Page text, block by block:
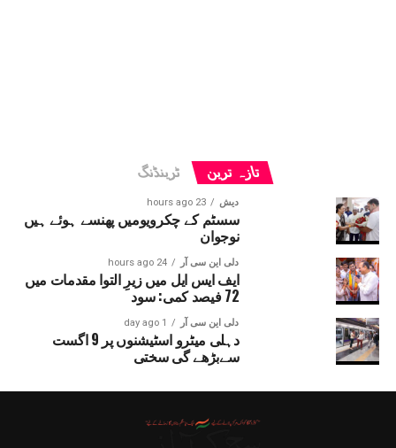
تازہ ترین ٹرینڈنگ
دیش 23 hours ago
سسٹم کے چکرویومیں پھنسے ہوئے ہیں
نوجوان
دلی این سی آر 24 hours ago
ایف ایس ایل میں زیرِ التوا مقدمات میں
72 فیصد کمی: سود
دلی این سی آر 1 day ago
دہلی میٹرو اسٹیشنوں پر 9 اگست
سےبڑھے گی سختی